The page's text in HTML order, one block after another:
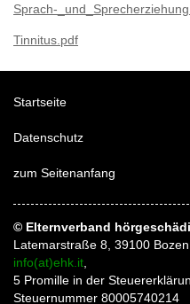
Sprach-
Tinnitus.pdf
Startseite
Datenschutz
zum Seitenanfang
© Elternverband
Latemarstraße 8, 39100
info(at)ehk.it
5 Promille in der
Steuernummer 80005740214